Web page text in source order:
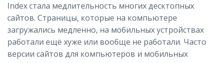
Index стала медлительность многих десктопных
сайтов. Страницы, которые на компьютере
загружались медленно, на мобильных устройствах
работали ещё хуже или вообще не работали. Часто
версии сайтов для компьютеров и мобильных